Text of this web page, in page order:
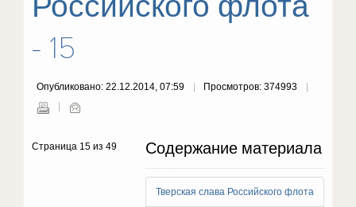
- 15
Опубликовано: 22.12.2014, 07:59 Просмотров: 374993
Содержание материала
Тверская слава Российского флота
Страница 15 из 49